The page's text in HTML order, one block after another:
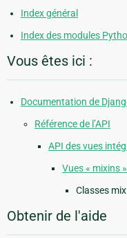
Index général
Index des modules
Vous êtes ici :
Documentation de
Référence de l’API
API des vues
Vues « mixins
Classes
Obtenir de l'aide